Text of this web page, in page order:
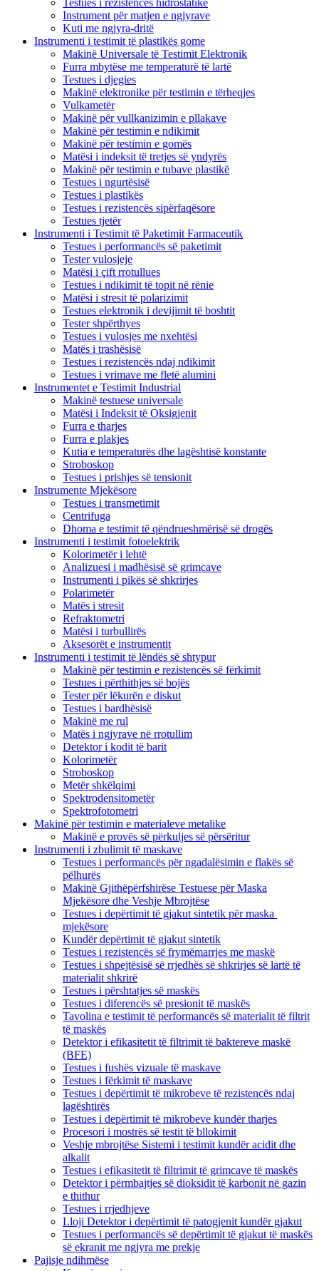
Instrument për matjen e ngjyrave
Kuti me ngjyra-dritë
Instrumenti i testimit të plastikës gome
Makinë Universale të Testimit Elektronik
Furra mbytëse me temperaturë të lartë
Testues i djegies
Makinë elektronike për testimin e tërheqjes
Vulkametër
Makinë për vullkanizimin e pllakave
Makinë për testimin e ndikimit
Makinë për testimin e gomës
Matësi i indeksit të tretjes së yndyrës
Makinë për testimin e tubave plastikë
Testues i ngurtësisë
Testues i plastikës
Testues i rezistencës sipërfaqësore
Testues tjetër
Instrumenti i Testimit të Paketimit Farmaceutik
Testues i performancës së paketimit
Tester vulosjeje
Matësi i çift rrotullues
Testues i ndikimit të topit në rënie
Matësi i stresit të polarizimit
Testues elektronik i devijimit të boshtit
Tester shpërthyes
Testues i vulosjes me nxehtësi
Matës i trashësisë
Testues i rezistencës ndaj ndikimit
Testues i vrimave me fletë alumini
Instrumentet e Testimit Industrial
Makinë testuese universale
Matësi i Indeksit të Oksigjenit
Furra e tharjes
Furra e plakjes
Kutia e temperaturës dhe lagështisë konstante
Stroboskop
Testues i prishjes së tensionit
Instrumente Mjekësore
Testues i transmetimit
Centrifuga
Dhoma e testimit të qëndrueshmërisë së drogës
Instrumenti i testimit fotoelektrik
Kolorimetër i lehtë
Analizuesi i madhësisë së grimcave
Instrumenti i pikës së shkrirjes
Polarimetër
Matës i stresit
Refraktometri
Matësi i turbullirës
Aksesorët e instrumentit
Instrumenti i testimit të lëndës së shtypur
Makinë për testimin e rezistencës së fërkimit
Testues i përthithjes së bojës
Tester për lëkurën e diskut
Testues i bardhësisë
Makinë me rul
Matës i ngjyrave në rrotullim
Detektor i kodit të barit
Kolorimetër
Stroboskop
Metër shkëlqimi
Spektrodensitometër
Spektrofotometri
Makinë për testimin e materialeve metalike
Makinë e provës së përkuljes së përsëritur
Instrumenti i zbulimit të maskave
Testues i performancës për ngadalësimin e flakës së
pëlhurës
Makinë Gjithëpërfshirëse Testuese për Maska
Mjekësore dhe Veshje Mbrojtëse
Testues i depërtimit të gjakut sintetik për maska ​​
mjekësore
Kundër depërtimit të gjakut sintetik
Testues i rezistencës së frymëmarrjes me maskë
Testues i shpejtësisë së rrjedhës së shkrirjes së lartë të
materialit shkrirë
Testues i përshtatjes së maskës
Testues i diferencës së presionit të maskës
Tavolina e testimit të performancës së materialit të filtrit
të maskës
Detektor i efikasitetit të filtrimit të baktereve maskë
(BFE)
Testues i fushës vizuale të maskave
Testues i fërkimit të maskave
Testues i depërtimit të mikrobeve të rezistencës ndaj
lagështirës
Testues i depërtimit të mikrobeve kundër tharjes
Procesori i mostrës së testit të bllokimit
Veshje mbrojtëse Sistemi i testimit kundër acidit dhe
alkalit
Testues i efikasitetit të filtrimit të grimcave të maskës
Detektor i përmbajtjes së dioksidit të karbonit në gazin
e thithur
Testues i rrjedhjeve
Lloji Detektor i depërtimit të patogjenit kundër gjakut
Testues i performancës së depërtimit të gjakut të maskës
së ekranit me ngjyra me prekje
Pajisje ndihmëse